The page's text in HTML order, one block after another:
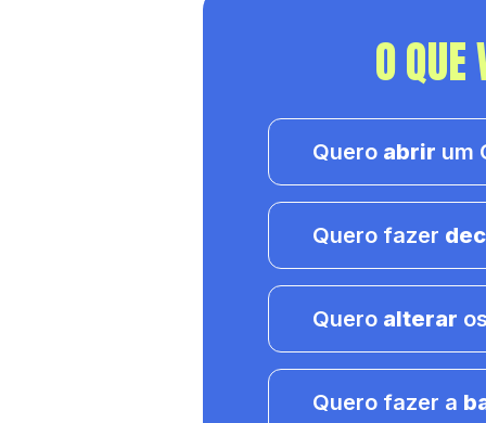
O
Quero abrir um
Quero fazer
Quero alterar
Quero fazer a